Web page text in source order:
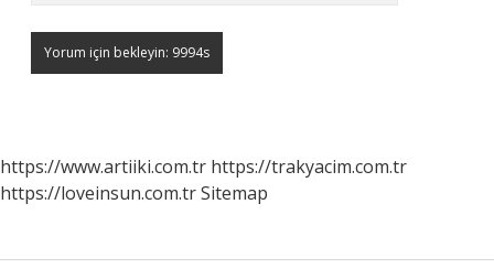
https://www.artiiki.com.tr https://trakyacim.com.tr
https://loveinsun.com.trSitemap